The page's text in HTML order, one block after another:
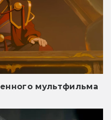
мультфильма